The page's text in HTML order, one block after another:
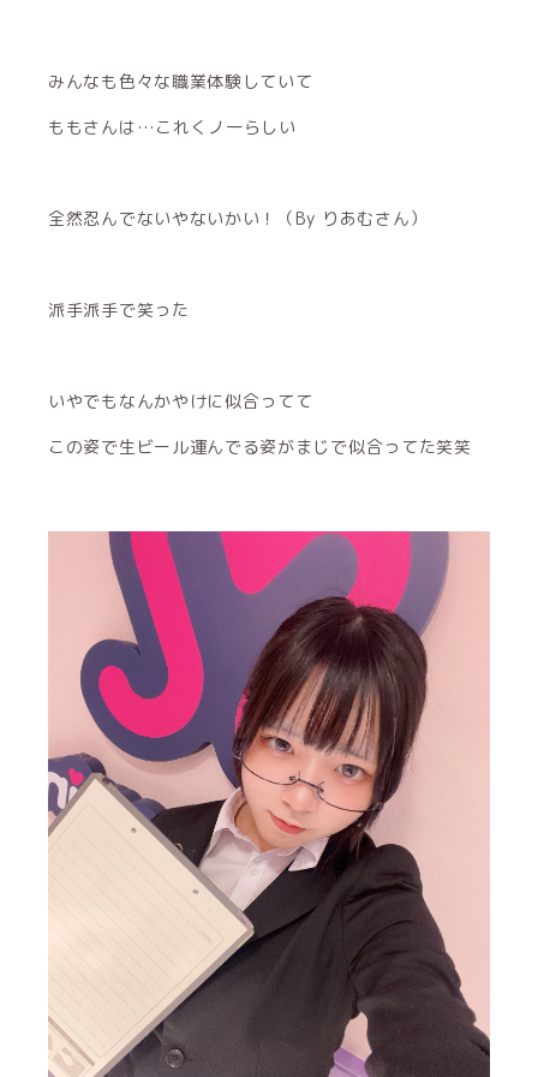
みんなも色々な職業体験していて
ももさんは…これくノ一らしい
全然忍んでないやないかい！（By りあむさん）
派手派手で笑った
いやでもなんかやけに似合ってて
この姿で生ビール運んでる姿がまじで似合ってた笑笑